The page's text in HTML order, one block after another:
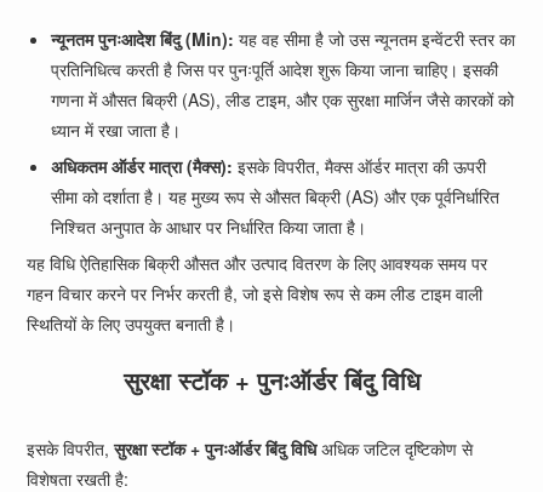
न्यूनतम पुनःआदेश बिंदु (Min): यह वह सीमा है जो उस न्यूनतम इन्वेंटरी स्तर का
प्रतिनिधित्व करती है जिस पर पुनःपूर्ति आदेश शुरू किया जाना चाहिए। इसकी
गणना में औसत बिक्री (AS), लीड टाइम, और एक सुरक्षा मार्जिन जैसे कारकों को
ध्यान में रखा जाता है।
अधिकतम ऑर्डर मात्रा (मैक्स): इसके विपरीत, मैक्स ऑर्डर मात्रा की ऊपरी
सीमा को दर्शाता है। यह मुख्य रूप से औसत बिक्री (AS) और एक पूर्वनिर्धारित
निश्चित अनुपात के आधार पर निर्धारित किया जाता है।
यह विधि ऐतिहासिक बिक्री औसत और उत्पाद वितरण के लिए आवश्यक समय पर
गहन विचार करने पर निर्भर करती है, जो इसे विशेष रूप से कम लीड टाइम वाली
स्थितियों के लिए उपयुक्त बनाती है।
सुरक्षा स्टॉक + पुनःऑर्डर बिंदु विधि
इसके विपरीत,सुरक्षा स्टॉक + पुनःऑर्डर बिंदु विधिअधिक जटिल दृष्टिकोण से
विशेषता रखती है: